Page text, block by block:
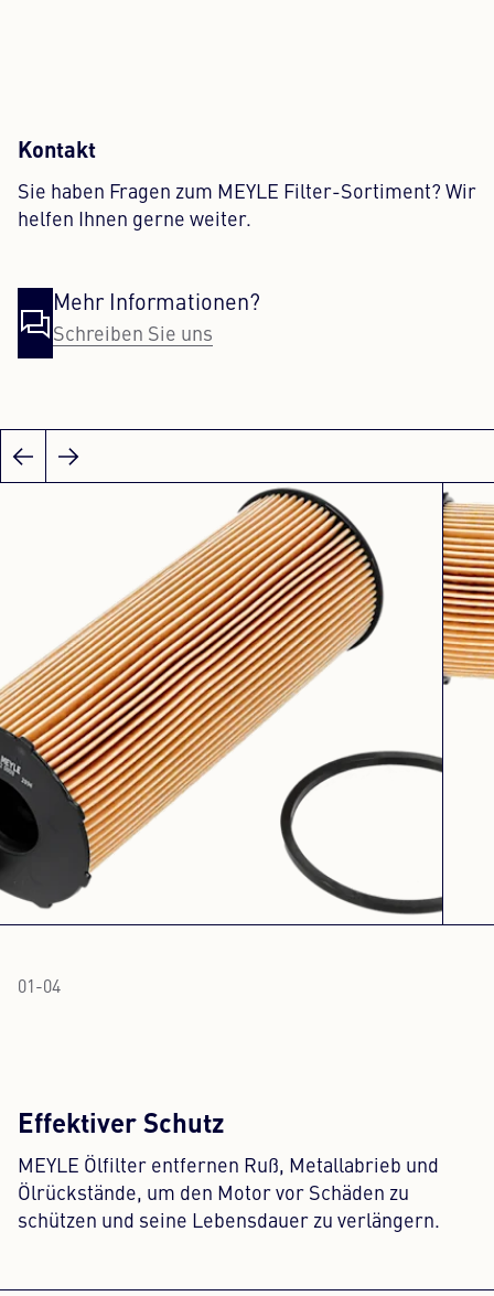
Kontakt
Sie haben Fragen zum MEYLE Filter-Sortiment? Wir
helfen Ihnen gerne weiter.
Mehr Informationen?
Schreiben Sie uns
01 -04
Effektiver Schutz
MEYLE Ölfilter entfernen Ruß, Metallabrieb und
Ölrückstände, um den Motor vor Schäden zu
schützen und seine Lebensdauer zu verlängern.